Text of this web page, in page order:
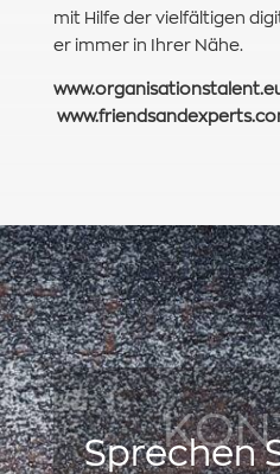
mit Hilfe der vielfältigen
er immer in Ihrer Nähe.
Sprechen